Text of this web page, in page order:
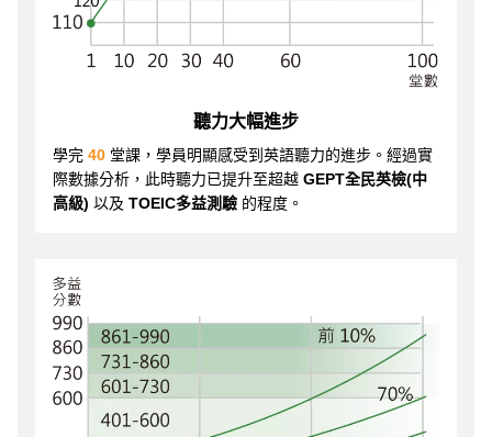
聽力大幅進步
學完 40 堂課，學員明顯感受到英語聽力的進步。經過實
際數據分析，此時聽力已提升至超越 GEPT全民英檢(中
高級) 以及 TOEIC多益測驗 的程度。